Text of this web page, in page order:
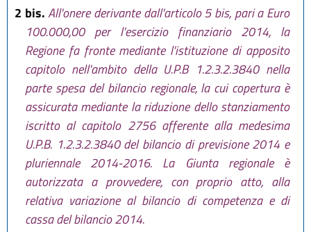
2 bis.All'onere derivante dall'articolo 5 bis, pari a Euro
100.000,00 per l'esercizio finanziario 2014, la
Regione fa fronte mediante l'istituzione di apposito
capitolo nell'ambito della U.P.B 1.2.3.2.3840 nella
parte spesa del bilancio regionale, la cui copertura è
assicurata mediante la riduzione dello stanziamento
iscritto al capitolo 2756 afferente alla medesima
U.P.B. 1.2.3.2.3840 del bilancio di previsione 2014 e
pluriennale 2014-2016. La Giunta regionale è
autorizzata a provvedere, con proprio atto, alla
relativa variazione al bilancio di competenza e di
cassa del bilancio 2014.